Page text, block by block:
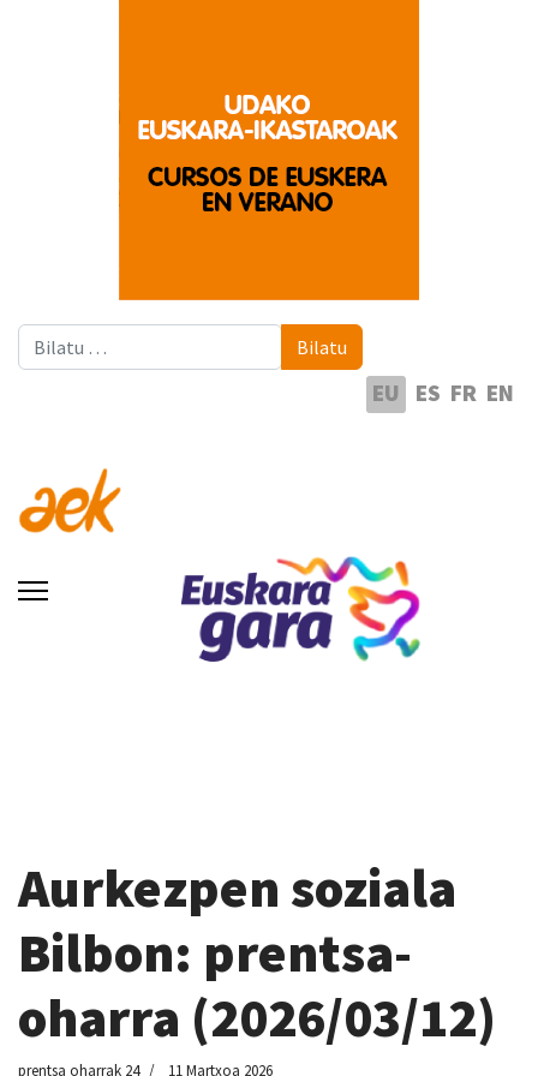
Bilatu Bilatu
EU ES FR EN
Aurkezpen soziala
Bilbon: prentsa-
oharra (2026/03/12)
prentsa oharrak 24 11 Martxoa 2026